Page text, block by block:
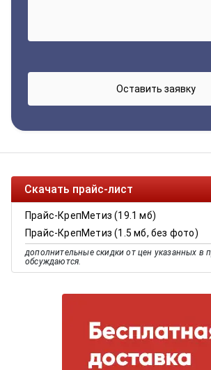
Скачать прайс-лист
Прайс-КрепМетиз (19.1 мб)
Прайс-КрепМетиз (1.5 мб, без фото)
дополнительные скидки от цен указанных в
обсуждаются.